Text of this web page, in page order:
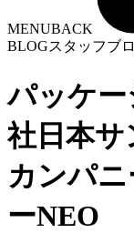
MENUBACK
BLOGスタッフブ
パッケー
社日本
カンパ
ーNEO